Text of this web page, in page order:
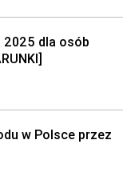
2025 dla osób
w Polsce przez